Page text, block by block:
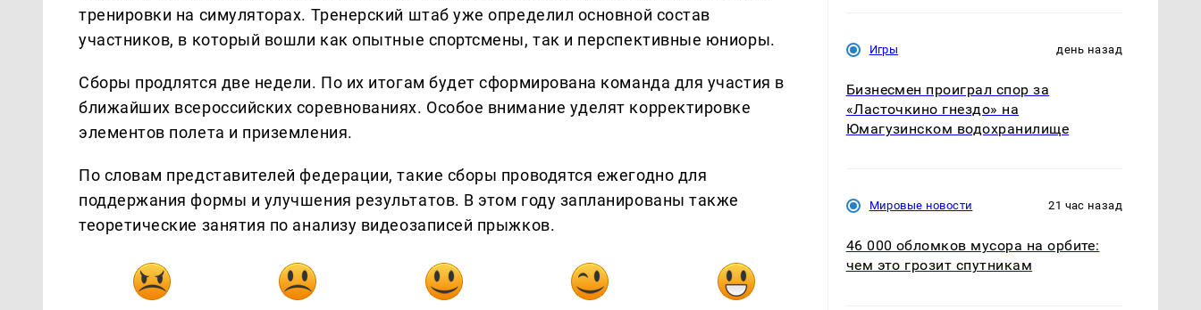
тренировки на симуляторах. Тренерский штаб уже определил основной состав
участников, в который вошли как опытные спортсмены, так и перспективные юниоры.
Сборы продлятся две недели. По их итогам будет сформирована команда для участия в
ближайших всероссийских соревнованиях. Особое внимание уделят корректировке
элементов полета и приземления.
По словам представителей федерации, такие сборы проводятся ежегодно для
поддержания формы и улучшения результатов. В этом году запланированы также
теоретические занятия по анализу видеозаписей прыжков.
Игры день назад
Бизнесмен проиграл спор за
«Ласточкино гнездо» на
Юмагузинском водохранилище
Мировые новости 21 час назад
46 000 обломков мусора на орбите:
чем это грозит спутникам